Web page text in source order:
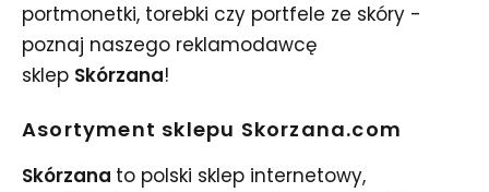
portmonetki, torebki czy portfele ze skóry -
poznaj naszego reklamodawcę
sklep Skórzana!
Asortyment sklepu Skorzana.com
Skórzana to polski sklep internetowy,